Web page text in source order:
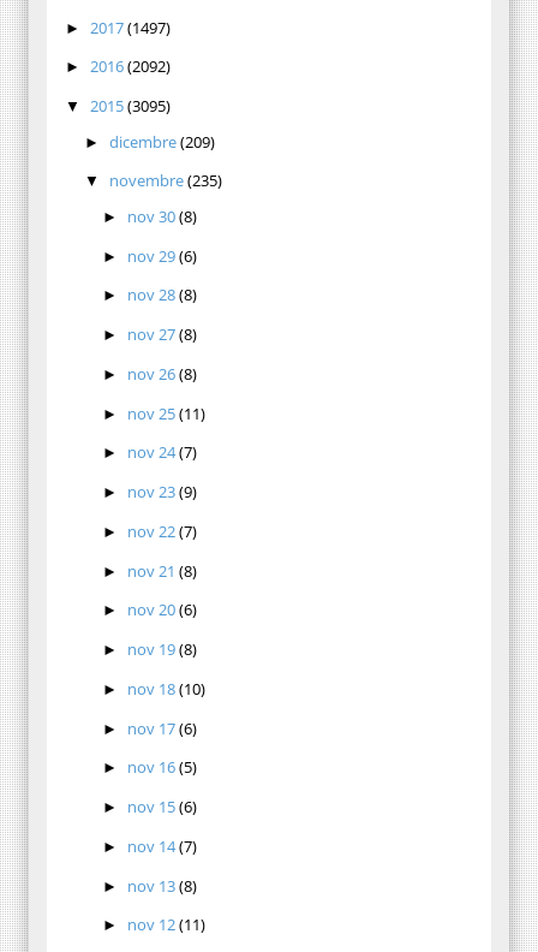
► 2017(1497)
► 2016(2092)
▼ 2015(3095)
► dicembre(209)
▼ novembre(235)
► nov 30(8)
► nov 29(6)
► nov 28(8)
► nov 27(8)
► nov 26(8)
► nov 25(11)
► nov 24(7)
► nov 23(9)
► nov 22(7)
► nov 21(8)
► nov 20(6)
► nov 19(8)
► nov 18(10)
► nov 17(6)
► nov 16(5)
► nov 15(6)
► nov 14(7)
► nov 13(8)
► nov 12(11)